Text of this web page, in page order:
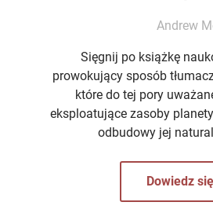
Andrew
Sięgnij po książkę
prowokujący sposób
które do tej pory
eksploatujące zasoby
odbudowy jej
Dowiedz